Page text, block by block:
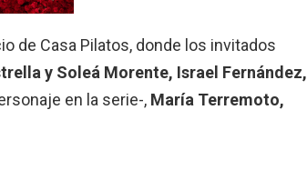
de Casa Pilatos, donde los invitados
y Soleá Morente, Israel Fernández,
en la serie-, María Terremoto,